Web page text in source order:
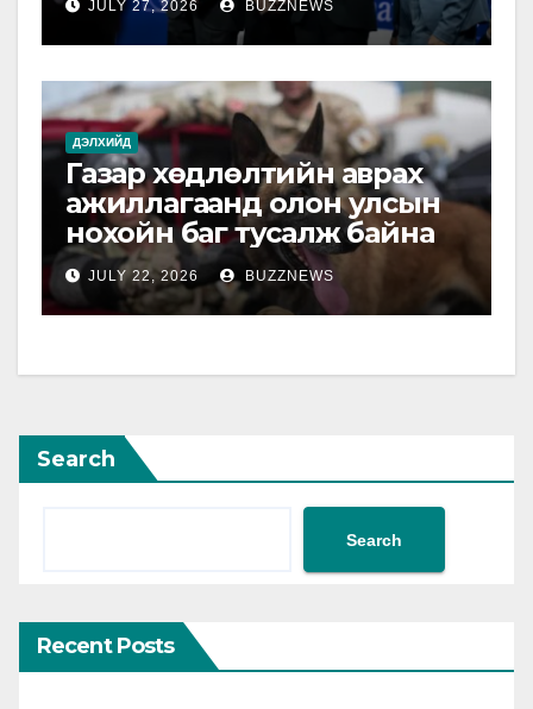
JULY 27, 2026 BUZZNEWS
ДЭЛХИЙД
Газар хөдлөлтийн аврах
ажиллагаанд олон улсын
нохойн баг тусалж байна
JULY 22, 2026 BUZZNEWS
Search
Search
Recent Posts